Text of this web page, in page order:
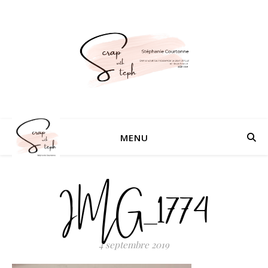
MENU
IMG_1774
4 septembre 2019